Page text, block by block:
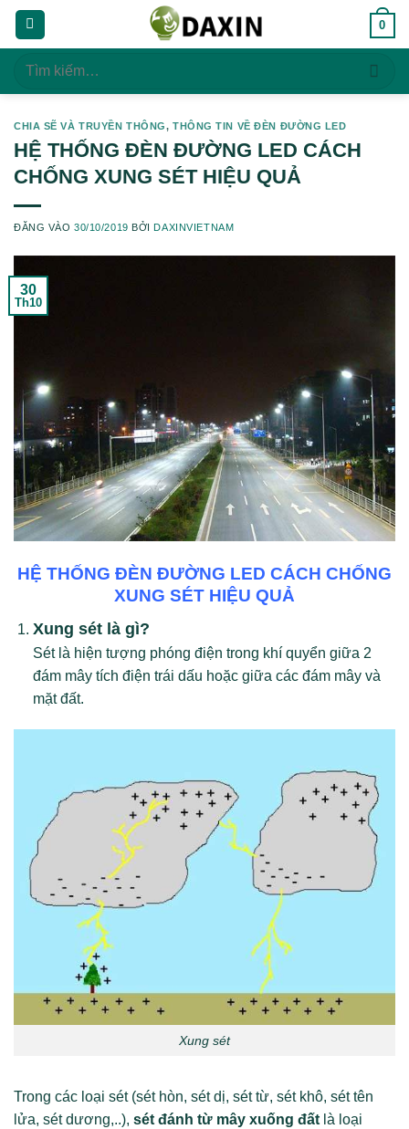
Bỏ
qua
dung
0
Tìm
CHIA SẼ VÀ TRUYỀN THÔNG,THÔNG TIN VỀ ĐÈN ĐƯỜNG LED
HỆ THỐNG ĐÈN ĐƯỜNG LED CÁCH
CHỐNG XUNG SÉT HIỆU QUẢ
ĐĂNG VÀO30/10/2019 BỞIDAXINVIETNAM
30
Th10
HỆ THỐNG ĐÈN ĐƯỜNG LED CÁCH CHỐNG
XUNG SÉT HIỆU QUẢ
Xung sét là gì?
Sét là hiện tượng phóng điện trong khí quyển giữa 2
đám mây tích điện trái dấu hoặc giữa các đám mây và
mặt đất.
Xung sét
Trong các loại sét (sét hòn, sét dị, sét từ, sét khô, sét tên
lửa, sét dương,..), sét đánh từ mây xuống đấtlà loại